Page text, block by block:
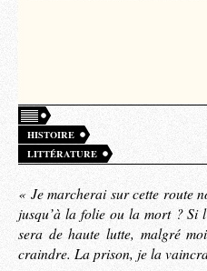
HISTOIRE
LITTÉRATURE
« Je marcherai sur cette route
jusqu’à la folie ou la mort ? Si
sera de haute lutte, malgré
craindre. La prison, je la